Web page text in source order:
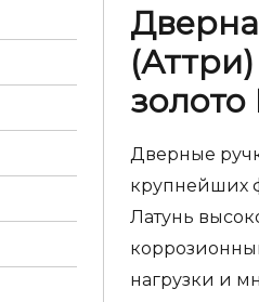
золото
Дверные
крупнейших
Латунь
нагрузки и